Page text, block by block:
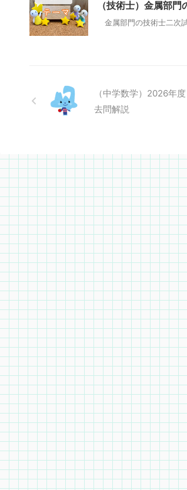
（技術士）金属部
金属部門の技術士二次
（中学数学）2026
去問解説